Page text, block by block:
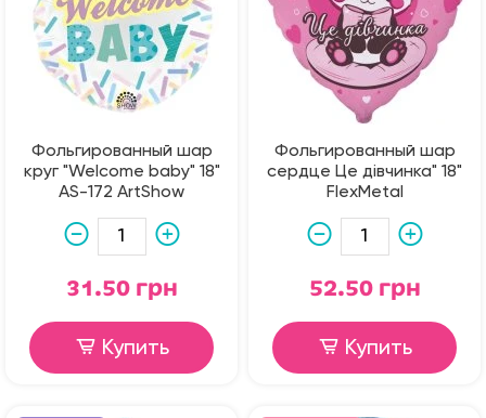
Фольгированный шар
круг "Welcome baby" 18"
AS-172 ArtShow
31.50 грн
Купить
Фольгированный шар
сердце Це дівчинка" 18"
FlexMetal
52.50 грн
Купить